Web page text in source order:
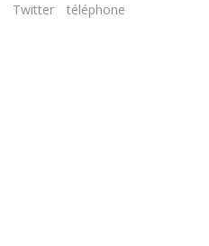
Twitter
téléphone